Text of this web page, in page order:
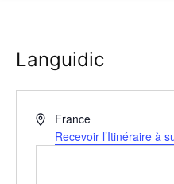
Languidic
Adresse
France
Recevoir l’Itinéraire à